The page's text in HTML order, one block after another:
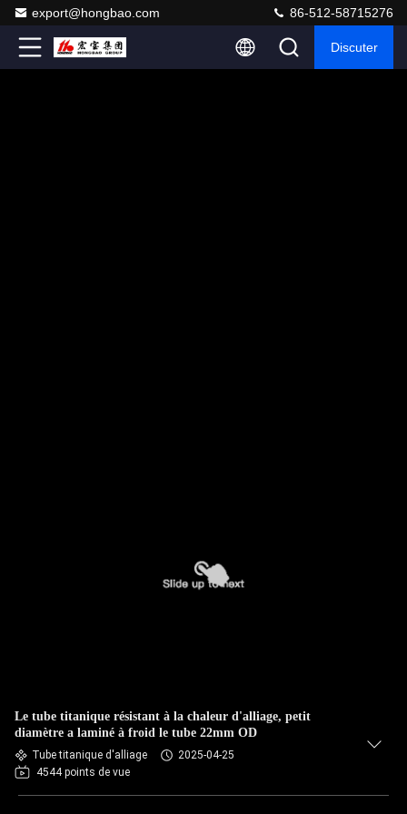
export@hongbao.com 86-512-58715276
Discuter
Le tube titanique résistant à la chaleur d'alliage, petit
diamètre a laminé à froid le tube 22mm OD
Tube titanique d'alliage
2025-04-25
4544 points de vue